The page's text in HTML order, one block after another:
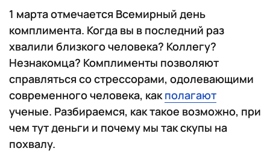
1 марта отмечается Всемирный день
комплимента. Когда вы в последний раз
хвалили близкого человека? Коллегу?
Незнакомца? Комплименты позволяют
справляться со стрессорами, одолевающими
современного человека, как полагают
ученые. Разбираемся, как такое возможно, при
чем тут деньги и почему мы так скупы на
похвалу.